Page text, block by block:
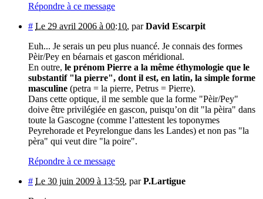
Répondre à ce message
# Le 29 avril 2006 à 00:10, parDavid Escarpit
Euh... Je serais un peu plus nuancé. Je connais des formes
Pèir/Pey en béarnais et gascon méridional.
En outre, le prénom Pierre a la même éthymologie que le
substantif "la pierre", dont il est, en latin, la simple forme
masculine (petra = la pierre, Petrus = Pierre).
Dans cette optique, il me semble que la forme "Pèir/Pey"
doive être privilégiée en gascon, puisqu’on dit "la pèira" dans
toute la Gascogne (comme l’attestent les toponymes
Peyrehorade et Peyrelongue dans les Landes) et non pas "la
pèra" qui veut dire "la poire".
Répondre à ce message
# Le 30 juin 2009 à 13:59, parP.Lartigue